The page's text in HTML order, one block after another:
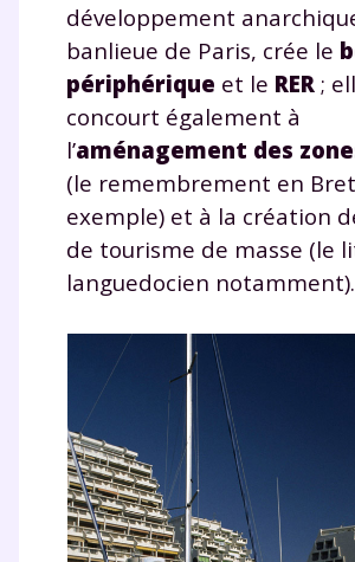
développement
banlieue de Paris, crée le
périphérique et le RER ;
concourt également à
l’aménagement des
(le remembrement en
exemple) et à la création
de tourisme de masse (le
languedocien notamment).